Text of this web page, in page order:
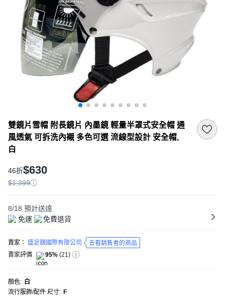
雙鏡片雪帽 附長鏡片 內墨鏡 輕量半罩式安全帽 通
風透氣 可拆洗內襯 多色可選 流線型設計 安全帽,
白
46折$630
$1,399
8/18 預計送達
免運
免費退貨
賣家： 盛足額國際有限公司
去看銷售者的商品
賣家評價
95% (21)
顏色: 白
流行服飾/配件 尺寸: F